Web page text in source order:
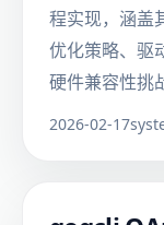
程实现，涵盖
优化策略、驱
硬件兼容性挑
2026-02-17